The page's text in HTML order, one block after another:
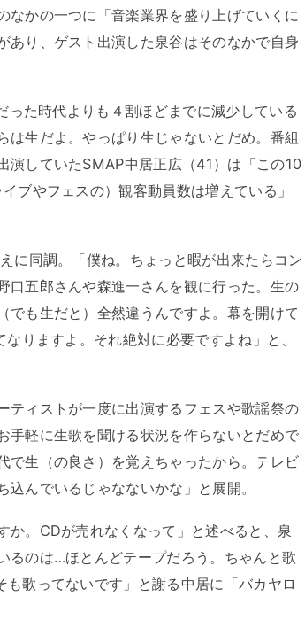
なかの一つに「音楽業界を盛り上げていくに
あり、ゲスト出演した泉谷はそのなかで自身
た時代よりも４割ほどまでに減少している
は生だよ。やっぱり生じゃないとだめ。番組
演していたSMAP中居正広（41）は「この10
ブやフェスの）観客動員数は増えている」
同調。「僕ね。ちょっと暇が出来たらコン
口五郎さんや森進一さんを観に行った。生の
でも生だと）全然違うんですよ。幕を開けて
りますよ。それ絶対に必要ですよね」と、
ィストが一度に出演するフェスや歌謡祭の
手軽に生歌を聞ける状況を作らないとだめで
で生（の良さ）を覚えちゃったから。テレビ
んでいるじゃなないかな」と展開。
。CDが売れなくなって」と述べると、泉
るのは…ほとんどテープだろう。ちゃんと歌
歌ってないです」と謝る中居に「バカヤロ